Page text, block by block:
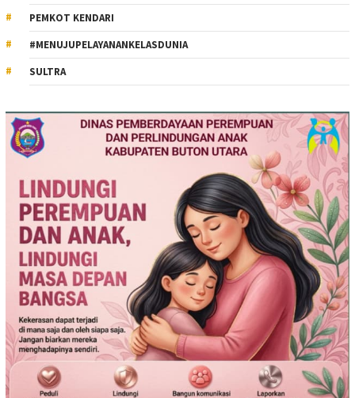
PEMKOT KENDARI
#MENUJUPELAYANANKELASDUNIA
SULTRA